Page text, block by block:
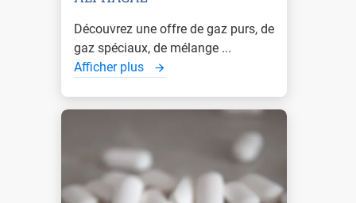
Découvrez une offre de gaz purs, de
gaz spéciaux, de mélange ...
Afficher plus